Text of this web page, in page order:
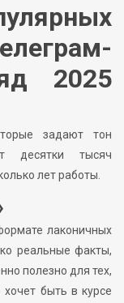
2025
задают тон
десятки тысяч
лет работы.
лаконичных
реальные факты,
полезно для тех,
быть в курсе